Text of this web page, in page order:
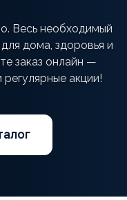
Весь необходимый
дома, здоровья и
заказ онлайн —
акции!